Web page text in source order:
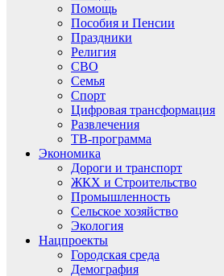
Помощь
Пособия и Пенсии
Праздники
Религия
СВО
Семья
Спорт
Цифровая трансформация
Развлечения
ТВ-программа
Экономика
Дороги и транспорт
ЖКХ и Строительство
Промышленность
Сельское хозяйство
Экология
Нацпроекты
Городская среда
Демография